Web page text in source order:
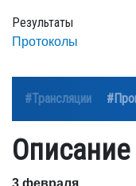
Результаты
Протоколы
#Трансляции
Описание
3 февраля